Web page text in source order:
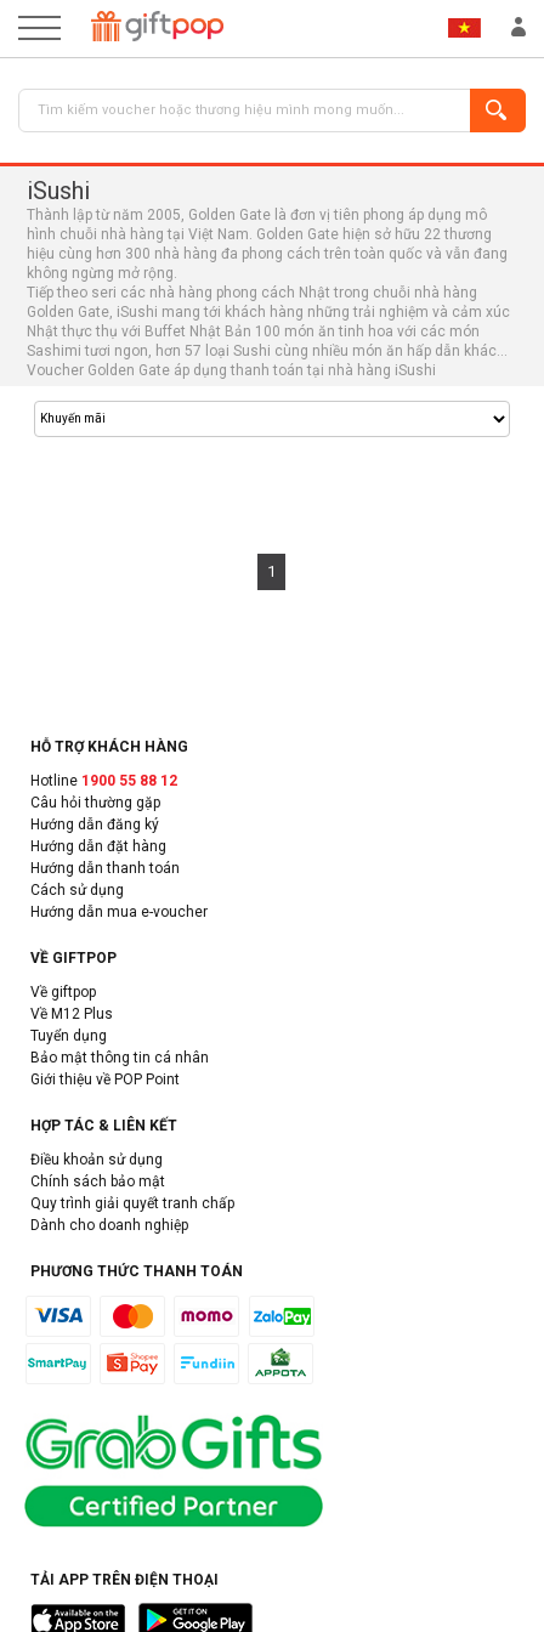
ĐĂNG NHẬP ĐĂNG KÝ
iSushi
Thành lập từ năm 2005, Golden Gate là đơn vị tiên phong áp dụng mô
hình chuỗi nhà hàng tại Việt Nam. Golden Gate hiện sở hữu 22 thương
hiệu cùng hơn 300 nhà hàng đa phong cách trên toàn quốc và vẫn đang
không ngừng mở rộng.
Tiếp theo seri các nhà hàng phong cách Nhật trong chuỗi nhà hàng
Golden Gate, iSushi mang tới khách hàng những trải nghiệm và cảm xúc
Nhật thực thụ với Buffet Nhật Bản 100 món ăn tinh hoa với các món
Sashimi tươi ngon, hơn 57 loại Sushi cùng nhiều món ăn hấp dẫn khác...
Voucher Golden Gate áp dụng thanh toán tại nhà hàng iSushi
1
HỖ TRỢ KHÁCH HÀNG
Hotline 1900 55 88 12
Câu hỏi thường gặp
Hướng dẫn đăng ký
Hướng dẫn đặt hàng
Hướng dẫn thanh toán
Cách sử dụng
Hướng dẫn mua e-voucher
VỀ GIFTPOP
Về giftpop
Về M12 Plus
Tuyển dụng
Bảo mật thông tin cá nhân
Giới thiệu về POP Point
HỢP TÁC & LIÊN KẾT
Điều khoản sử dụng
Chính sách bảo mật
Quy trình giải quyết tranh chấp
Dành cho doanh nghiệp
PHƯƠNG THỨC THANH TOÁN
TẢI APP TRÊN ĐIỆN THOẠI